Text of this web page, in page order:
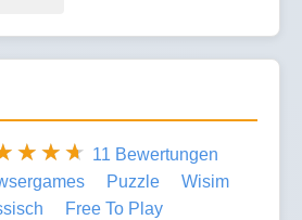
11 Bewertungen
Puzzle
Wisim
Free To Play